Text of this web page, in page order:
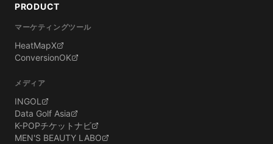
PRODUCT
マーケティングツール
HeatMapX
ConversionOK
メディア
INGOL
Data Golf Asia
K-POPチケットナビ
MEN'S BEAUTY LABO